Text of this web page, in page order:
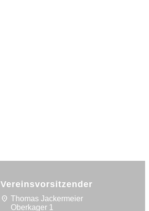
Vereinsvorsitzender
location_on Thomas Jackermeier
Oberkager 1